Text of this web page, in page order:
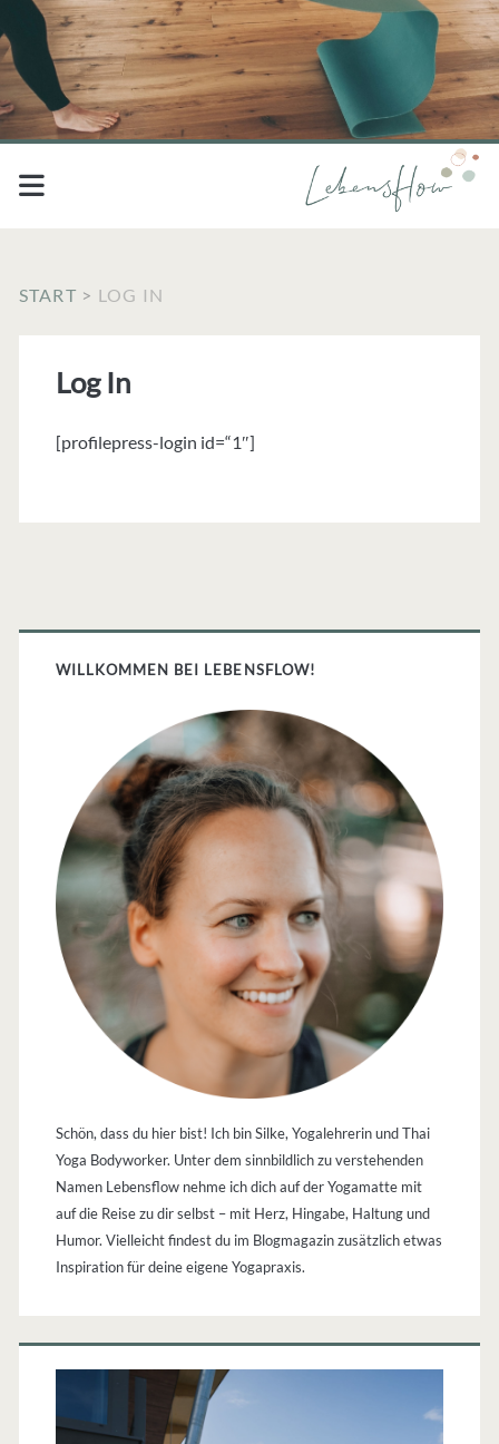
START > LOG IN
Log In
[profilepress-login id=“1″]
Primäre
Sidebar
WILLKOMMEN BEI LEBENSFLOW!
Schön, dass du hier bist! Ich bin Silke, Yogalehrerin und Thai
Yoga Bodyworker. Unter dem sinnbildlich zu verstehenden
Namen Lebensflow nehme ich dich auf der Yogamatte mit
auf die Reise zu dir selbst – mit Herz, Hingabe, Haltung und
Humor. Vielleicht findest du im Blogmagazin zusätzlich etwas
Inspiration für deine eigene Yogapraxis.